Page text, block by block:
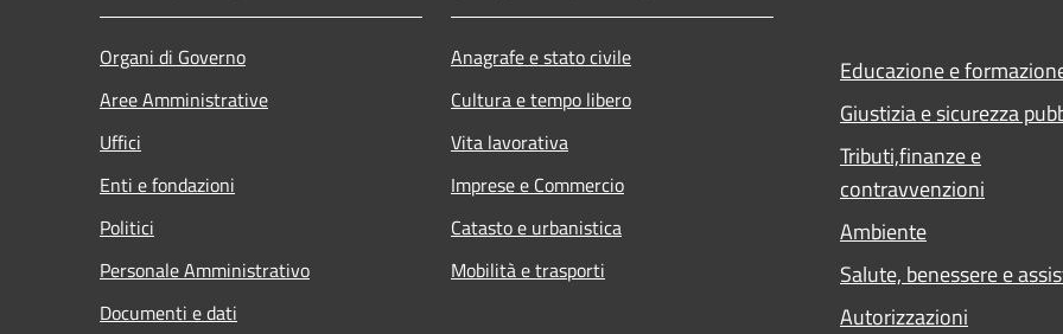
Organi di Governo
Aree Amministrative
Uffici
Enti e fondazioni
Politici
Personale Amministrativo
Documenti e dati
Anagrafe e stato civile
Cultura e tempo libero
Vita lavorativa
Imprese e Commercio
Catasto e urbanistica
Mobilità e trasporti
Educazione e
Giustizia e sicurezza
Tributi,finanze e
contravvenzioni
Ambiente
Salute, benessere e
Autorizzazioni